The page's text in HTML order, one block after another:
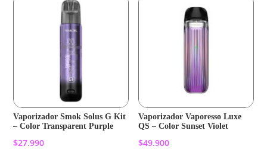
Vaporizador Smok Solus G Kit
– Color Transparent Purple
$27.990
Vaporizador Vaporesso Luxe
QS – Color Sunset Violet
$49.900